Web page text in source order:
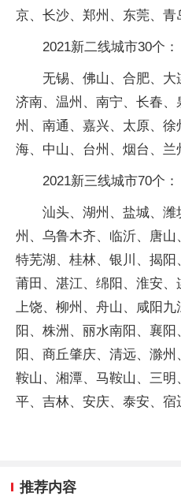
京、长沙、郑州、东莞、青
2021新二线城市30个：
无锡、佛山、合肥、大
济南、温州、南宁、长春
州、南通、嘉兴、太原、
海、中山、台州、烟台、兰
2021新三线城市70个：
汕头、湖州、盐城、
州、乌鲁木齐、临沂、唐
特芜湖、桂林、银川、揭阳
莆田、湛江、绵阳、淮安、
上饶、柳州、舟山、咸阳
阳、株洲、丽水南阳、襄
阳、商丘肇庆、清远、滁
鞍山、湘潭、马鞍山、三
平、吉林、安庆、泰安、宿
推荐内容